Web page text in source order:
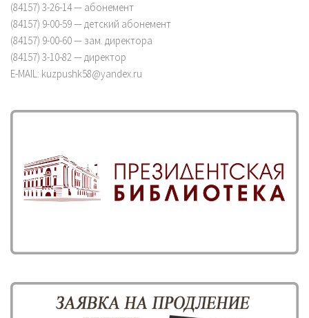
(84157) 3-26-14 — абонемент
(84157) 9-00-59 — детский абонемент
(84157) 9-00-60 — зам. директора
(84157) 3-10-82 — директор
E-MAIL: kuzpushk58@yandex.ru